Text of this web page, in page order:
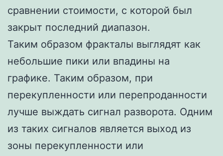
сравнении стоимости, с которой был
закрыт последний диапазон.
Таким образом фракталы выглядят как
небольшие пики или впадины на
графике. Таким образом, при
перекупленности или перепроданности
лучше выждать сигнал разворота. Одним
из таких сигналов является выход из
зоны перекупленности или